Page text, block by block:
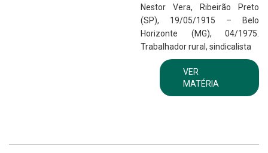
Nestor Vera, Ribeirão Preto
(SP), 19/05/1915 – Belo
Horizonte (MG), 04/1975.
Trabalhador rural, sindicalista
VER
MATÉRIA